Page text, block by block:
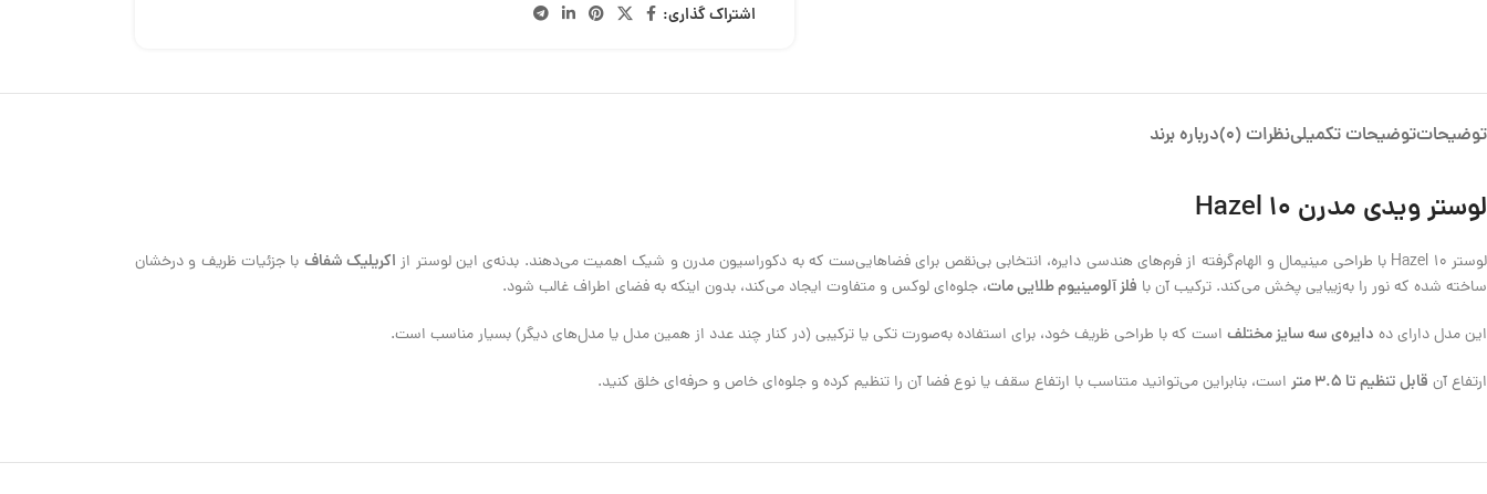
اشتراک گذاری:
توضیحاتتوضیحات تکمیلینظرات (0) درباره برند
لوستر ویدی مدرن Hazel 10
لوستر Hazel 10 با طراحی مینیمال و الهام‌گرفته از فرم‌های هندسی دایره، انتخابی بی‌نقص برای فضاهایی‌ست که به دکوراسیون مدرن و شیک اهمیت می‌دهند. بدنه‌ی این لوستر از اکریلیک شفاف با جزئیات ظریف و درخشان
ساخته شده که نور را به‌زیبایی پخش می‌کند. ترکیب آن با فلز آلومینیوم طلایی مات، جلوه‌ای لوکس و متفاوت ایجاد می‌کند، بدون اینکه به فضای اطراف غالب شود.
این مدل دارای ده دایره‌ی سه سایز مختلف است که با طراحی ظریف خود، برای استفاده به‌صورت تکی یا ترکیبی (در کنار چند عدد از همین مدل یا مدل‌های دیگر) بسیار مناسب است.
ارتفاع آن قابل تنظیم تا 3.5 متر است، بنابراین می‌توانید متناسب با ارتفاع سقف یا نوع فضا آن را تنظیم کرده و جلوه‌ای خاص و حرفه‌ای خلق کنید.